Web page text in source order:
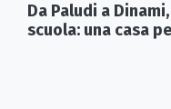
Da Paludi a
scuola: una casa